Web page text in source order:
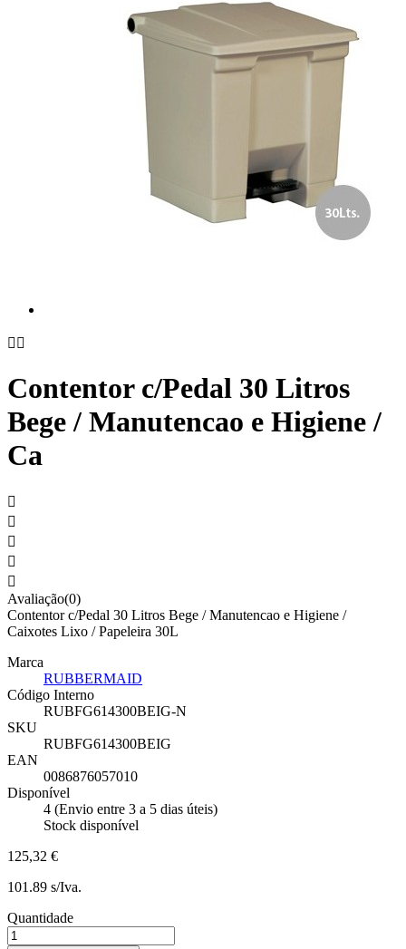
 
Contentor c/Pedal 30 Litros
Bege / Manutencao e Higiene /
Ca





Avaliação(0)
Contentor c/Pedal 30 Litros Bege / Manutencao e Higiene /
Caixotes Lixo / Papeleira 30L
Marca
RUBBERMAID
Código Interno
RUBFG614300BEIG-N
SKU
RUBFG614300BEIG
EAN
0086876057010
Disponível
4 (Envio entre 3 a 5 dias úteis)
Stock disponível
125,32 €
101.89 s/Iva.
Quantidade